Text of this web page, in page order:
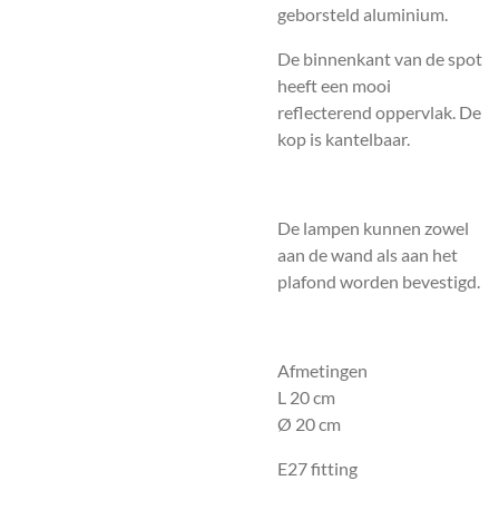
geborsteld aluminium.
De binnenkant van de spot
heeft een mooi
reflecterend oppervlak. De
kop is kantelbaar.
De lampen kunnen zowel
aan de wand als aan het
plafond worden bevestigd.
Afmetingen
L 20 cm
Ø 20 cm
E27 fitting